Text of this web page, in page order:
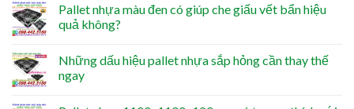
Pallet nhựa màu đen có giúp che giấu vết bẩn hiệu
quả không?
Những dấu hiệu pallet nhựa sắp hỏng cần thay thế
ngay